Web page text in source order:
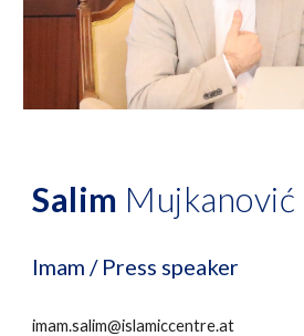
Salim Mujkanović
Imam / Press speaker
imam.salim@islamiccentre.at